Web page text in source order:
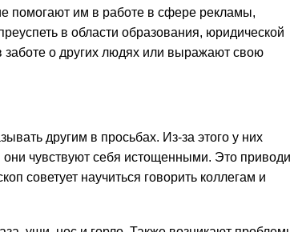
помогают им в работе в сфере рекламы,
в области образования, юридической
заботе о других людях или выражают свою
другим в просьбах. Из-за этого у них
чувствуют себя истощенными. Это
советует научиться говорить коллегам и